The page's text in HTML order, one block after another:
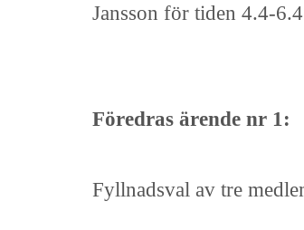
Jansson för tiden 4.4-
Föredras ärende nr 1:
Fyllnadsval av tre